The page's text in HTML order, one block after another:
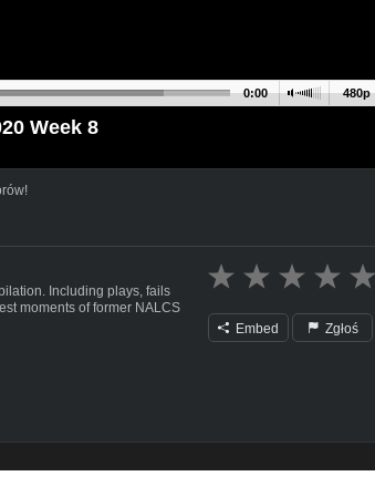
480p
0:00
Week 8
Including plays, fails
moments of former NALCS
Embed Zgłoś